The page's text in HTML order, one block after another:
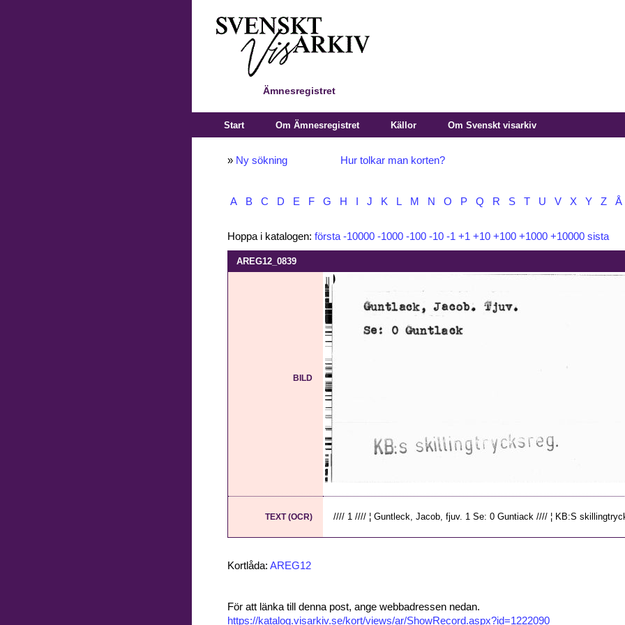
Ämnesregistret
Start Om Ämnesregistret Källor Om Svenskt visarkiv
» Ny sökning Hur tolkar man korten?
A B C D E F G H J K L M N O P Q R S T U V X Y Z Å
Hoppa i katalogen: första -10000 -1000 -100 -10 -1 +1 +10 +100 +1000 +10000 sista
AREG12_0839
BILD
TEXT (OCR) //// 1 //// ¦ Guntleck, Jacob, fjuv. 1 Se: 0 Guntiack //// ¦ KB:S
Kortlåda: AREG12
För att länka till denna post, ange webbadressen nedan.
https://katalog.visarkiv.se/kort/views/ar/ShowRecord.aspx?id=1222090